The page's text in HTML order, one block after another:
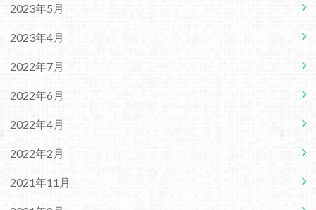
2023年5月
2023年4月
2022年7月
2022年6月
2022年4月
2022年2月
2021年11月